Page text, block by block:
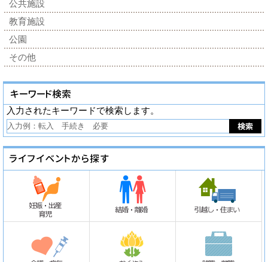
公共施設
教育施設
公園
その他
入力されたキーワードで検索します。